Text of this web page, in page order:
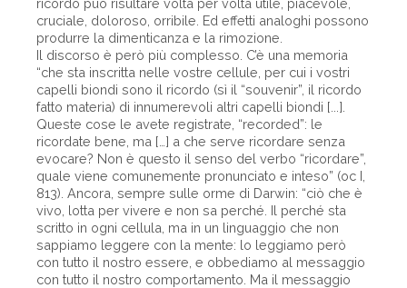
ricordo può risultare volta per volta utile, piacevole,
cruciale, doloroso, orribile. Ed effetti analoghi possono
produrre la dimenticanza e la rimozione.
Il discorso è però più complesso. C’è una memoria
“che sta inscritta nelle vostre cellule, per cui i vostri
capelli biondi sono il ricordo (sì il “souvenir”, il ricordo
fatto materia) di innumerevoli altri capelli biondi [...].
Queste cose le avete registrate, “recorded”: le
ricordate bene, ma […] a che serve ricordare senza
evocare? Non è questo il senso del verbo “ricordare”,
quale viene comunemente pronunciato e inteso” (oc I,
813). Ancora, sempre sulle orme di Darwin: “ciò che è
vivo, lotta per vivere e non sa perché. Il perché sta
scritto in ogni cellula, ma in un linguaggio che non
sappiamo leggere con la mente: lo leggiamo però
con tutto il nostro essere, e obbediamo al messaggio
con tutto il nostro comportamento. Ma il messaggio